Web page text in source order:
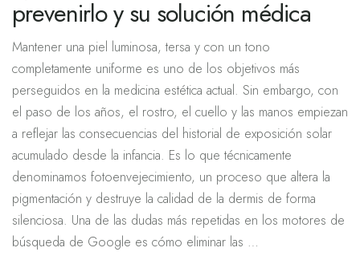
prevenirlo y su solución médica
Mantener una piel luminosa, tersa y con un tono
completamente uniforme es uno de los objetivos más
perseguidos en la medicina estética actual. Sin embargo, con
el paso de los años, el rostro, el cuello y las manos empiezan
a reflejar las consecuencias del historial de exposición solar
acumulado desde la infancia. Es lo que técnicamente
denominamos fotoenvejecimiento, un proceso que altera la
pigmentación y destruye la calidad de la dermis de forma
silenciosa. Una de las dudas más repetidas en los motores de
búsqueda de Google es cómo eliminar las …